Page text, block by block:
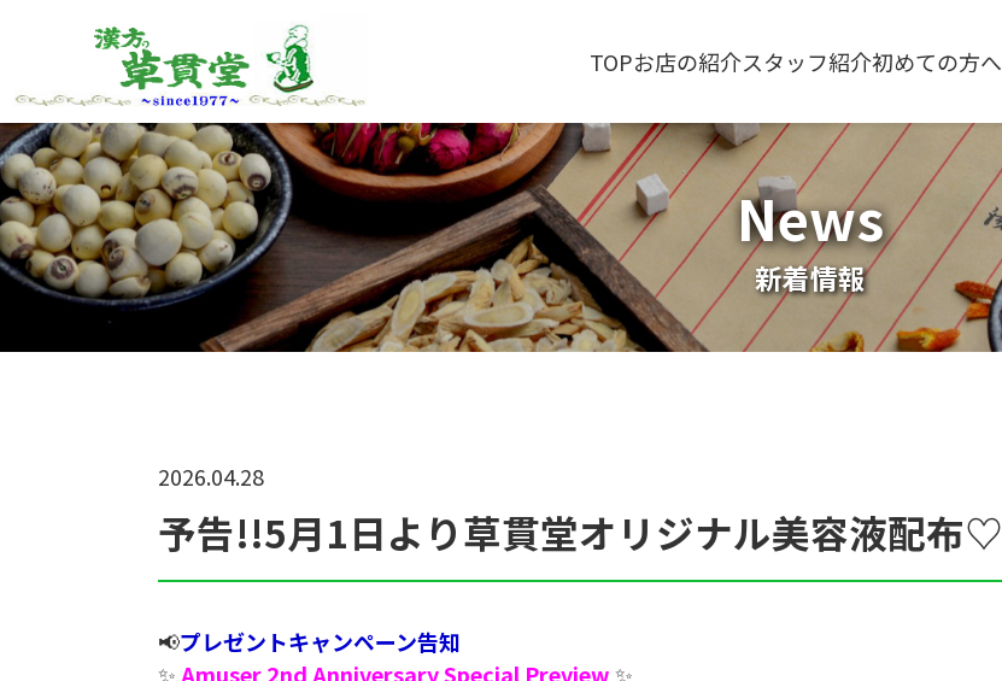
TOPお店の紹介スタッフ紹介初めての方へ
News
新着情報
2026.04.28
予告!!5月1日より草貫堂オリジナル美容液配布♡
📢プレゼントキャンペーン告知
✨Amuser 2nd Anniversary Special Preview✨